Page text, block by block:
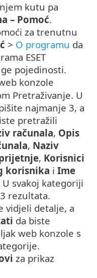
kutu pa
– Pomoć.
za trenutnu
> O programu da
ESET
pojedinosti.
konzole
Pretraživanje. U
najmanje 3, a
pretražili
računala, Opis
, Naziv
, Korisnici
korisnika i Ime
U svakoj kategoriji
rezultata.
vidjeli detalje, a
da biste
web konzole s
za prikaz